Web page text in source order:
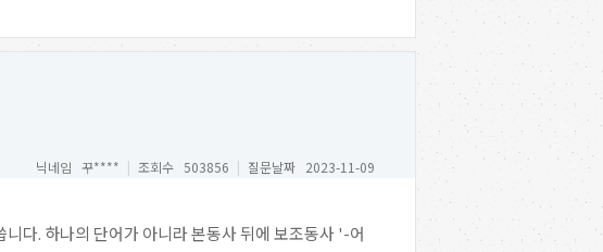
닉네임 꾸**** | 조회수 503856 | 질문날짜 2023-11-09
다. 하나의 단어가 아니라 본동사 뒤에 보조동사 '-어